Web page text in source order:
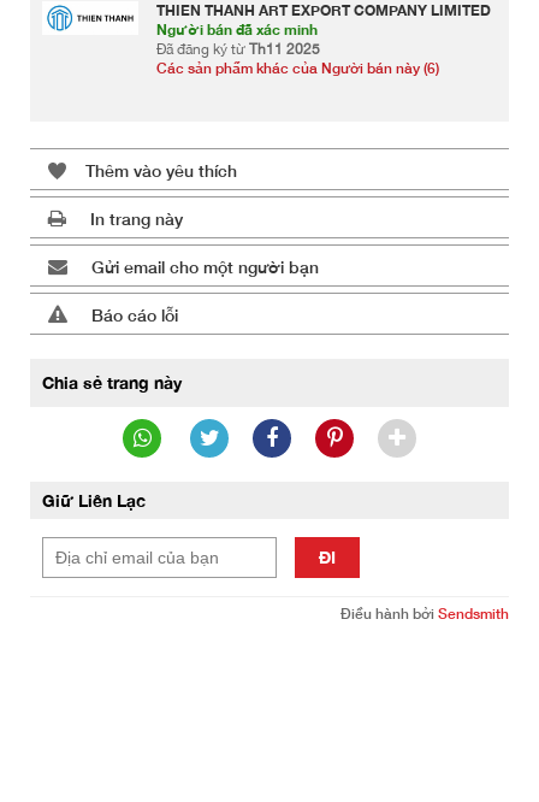
THIEN THANH ART EXPORT COMPANY LIMITED
Người bán đã xác minh
Đã đăng ký từ Th11 2025
Các sản phẩm khác của Người bán này (6)
Thêm vào yêu thích
In trang này
Gửi email cho một người bạn
Báo cáo lỗi
Chia sẻ trang này
Giữ Liên Lạc
ĐI
Điều hành bởi Sendsmith